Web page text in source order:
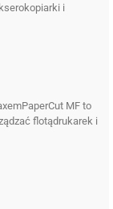
i
MF to
flotądrukarek i